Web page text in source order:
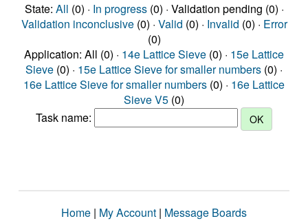
State: All (0) · In progress(0) · Validation pending (0) ·
Validation inconclusive(0) · Valid (0) · Invalid (0) · Error
(0)
Application: All (0) · 14e Lattice Sieve (0) · 15e Lattice
Sieve (0) · 15e Lattice Sieve for smaller numbers (0) ·
16e Lattice Sieve for smaller numbers (0) · 16e Lattice
Sieve V5 (0)
Task name:
Home | My Account | Message Boards